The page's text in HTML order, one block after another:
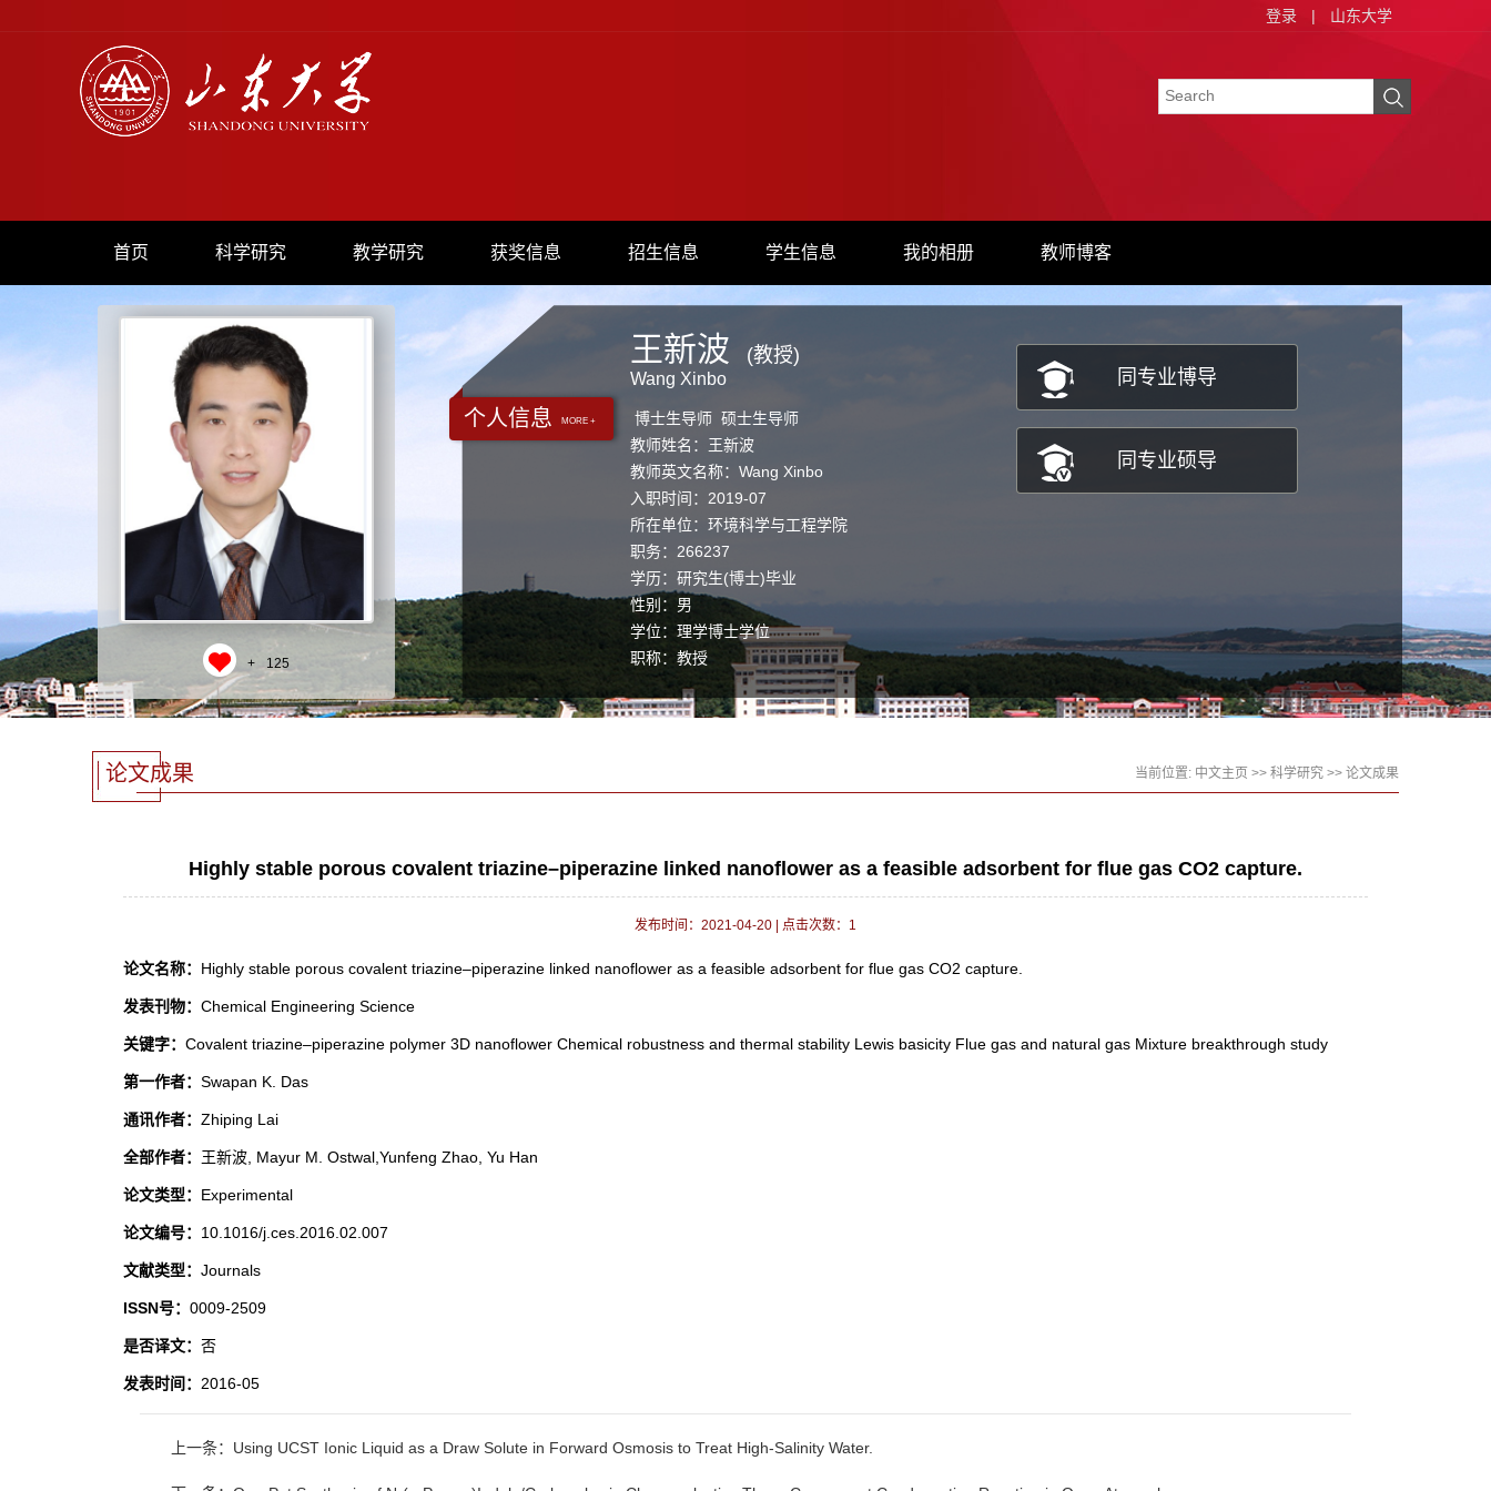
登录 | 山东大学
首页 科学研究 教学研究 获奖信息 招生信息 学生信息 我的相册 教师博客
+ 125
个人信息 MORE +
王新波
Wang Xinbo
(教授)
博士生导师 硕士生导师
教师姓名：王新波
教师英文名称：Wang Xinbo
入职时间：2019-07
所在单位：环境科学与工程学院
职务：266237
学历：研究生(博士)毕业
性别：男
学位：理学博士学位
职称：教授
毕业院校：Peking University
学科：有机化学,理论与计算化学,胶体与界面化学,应
同专业博导
同专业硕导
论文成果 当前位置: 中文主页 >> 科学研究 >> 论文成果
Highly stable porous covalent triazine–piperazine linked nanoflower as a feasible adsorbent for flue gas CO2 capture.
发布时间：2021-04-20 点击次数： 1
论文名称： Highly stable porous covalent triazine–piperazine linked nanoflower as a feasible adsorbent for flue gas CO2 capture.
发表刊物： Chemical Engineering Science
关键字： Covalent triazine–piperazine polymer 3D nanoflower Chemical robustness and thermal stability Lewis basicity Flue gas and natural gas Mixture breakthrough study
第一作者： Swapan K. Das
通讯作者： Zhiping Lai
全部作者： 王新波, Mayur M. Ostwal,Yunfeng Zhao, Yu Han
论文类型： Experimental
论文编号： 10.1016/j.ces.2016.02.007
文献类型： Journals
ISSN号： 0009-2509
是否译文： 否
发表时间： 2016-05
上一条：Using UCST Ionic Liquid as a Draw Solute in Forward Osmosis to Treat High-Salinity Water.